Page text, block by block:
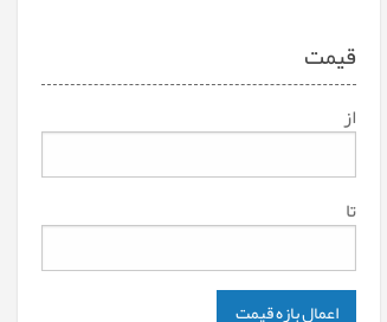
قیمت
از
تا
اعمال بازه قیمت